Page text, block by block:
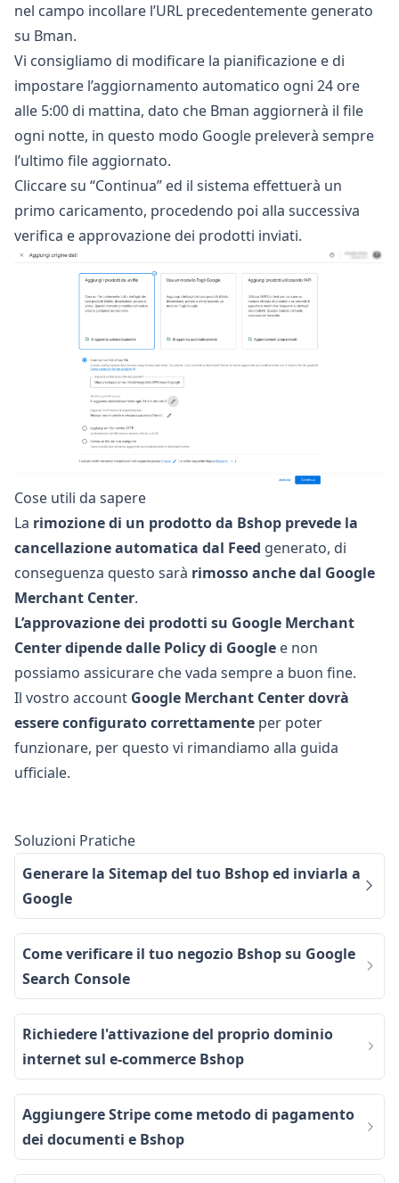
nel campo incollare l’URL precedentemente generato
su Bman.
Vi consigliamo di modificare la pianificazione e di
impostare l’aggiornamento automatico ogni 24 ore
alle 5:00 di mattina, dato che Bman aggiornerà il file
ogni notte, in questo modo Google preleverà sempre
l’ultimo file aggiornato.
Cliccare su “Continua” ed il sistema effettuerà un
primo caricamento, procedendo poi alla successiva
verifica e approvazione dei prodotti inviati.
Cose utili da sapere
La rimozione di un prodotto da Bshop prevede la
cancellazione automatica dal Feed generato, di
conseguenza questo sarà rimosso anche dal Google
Merchant Center.
L’approvazione dei prodotti su Google Merchant
Center dipende dalle Policy di Google e non
possiamo assicurare che vada sempre a buon fine.
Il vostro account Google Merchant Center dovrà
essere configurato correttamente per poter
funzionare, per questo vi rimandiamo alla guida
ufficiale.
Soluzioni Pratiche
Generare la Sitemap del tuo Bshop ed inviarla a
Google
Come verificare il tuo negozio Bshop su Google
Search Console
Richiedere l'attivazione del proprio dominio
internet sul e-commerce Bshop
Aggiungere Stripe come metodo di pagamento
dei documenti e Bshop